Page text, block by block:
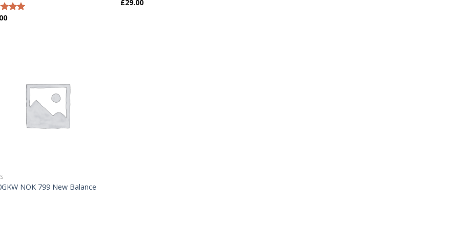
£29.00
NOK 799 New Balance